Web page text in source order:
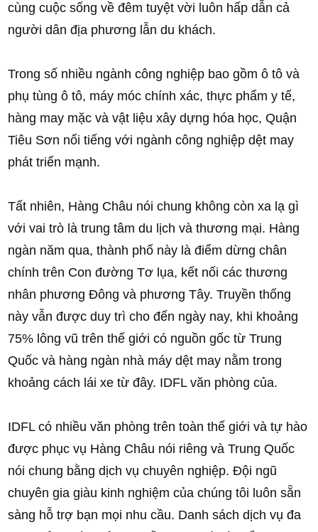
cùng cuộc sống về đêm tuyệt vời luôn hấp dẫn cả
người dân địa phương lẫn du khách.
Trong số nhiều ngành công nghiệp bao gồm ô tô và
phụ tùng ô tô, máy móc chính xác, thực phẩm y tế,
hàng may mặc và vật liệu xây dựng hóa học, Quận
Tiêu Sơn nổi tiếng với ngành công nghiệp dệt may
phát triển mạnh.
Tất nhiên, Hàng Châu nói chung không còn xa lạ gì
với vai trò là trung tâm du lịch và thương mại. Hàng
ngàn năm qua, thành phố này là điểm dừng chân
chính trên Con đường Tơ lụa, kết nối các thương
nhân phương Đông và phương Tây. Truyền thống
này vẫn được duy trì cho đến ngày nay, khi khoảng
75% lông vũ trên thế giới có nguồn gốc từ Trung
Quốc và hàng ngàn nhà máy dệt may nằm trong
khoảng cách lái xe từ đây. IDFL văn phòng của.
IDFL có nhiều văn phòng trên toàn thế giới và tự hào
được phục vụ Hàng Châu nói riêng và Trung Quốc
nói chung bằng dịch vụ chuyên nghiệp. Đội ngũ
chuyên gia giàu kinh nghiệm của chúng tôi luôn sẵn
sàng hỗ trợ bạn mọi nhu cầu. Danh sách dịch vụ đa